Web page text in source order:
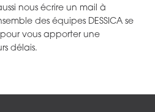
nous écrire un mail à
des équipes DESSICA se
vous apporter une
délais.